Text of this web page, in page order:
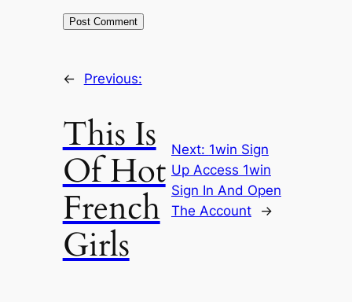
← Previous:
This Is
Of Hot
French
Girls
Next: 1win Sign
Up Access 1win
Sign In And Open
The Account
→